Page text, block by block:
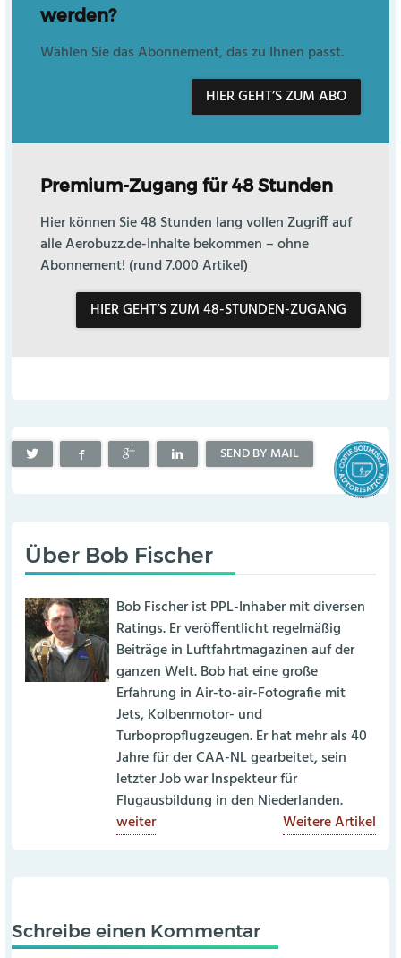
werden?
Wählen Sie das Abonnement, das zu Ihnen passt.
HIER GEHT’S ZUM ABO
Premium-Zugang für 48 Stunden
Hier können Sie 48 Stunden lang vollen Zugriff auf
alle Aerobuzz.de-Inhalte bekommen – ohne
Abonnement! (rund 7.000 Artikel)
HIER GEHT’S ZUM 48-STUNDEN-ZUGANG
SEND BY MAIL
Über Bob Fischer
Bob Fischer ist PPL-Inhaber mit diversen
Ratings. Er veröffentlicht regelmäßig
Beiträge in Luftfahrtmagazinen auf der
ganzen Welt. Bob hat eine große
Erfahrung in Air-to-air-Fotografie mit
Jets, Kolbenmotor- und
Turbopropflugzeugen. Er hat mehr als 40
Jahre für der CAA-NL gearbeitet, sein
letzter Job war Inspekteur für
Flugausbildung in den Niederlanden.
weiter
Weitere Artikel
Schreibe einen Kommentar